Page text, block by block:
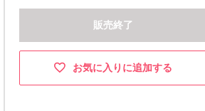
販売終了
お気に入りに追加する